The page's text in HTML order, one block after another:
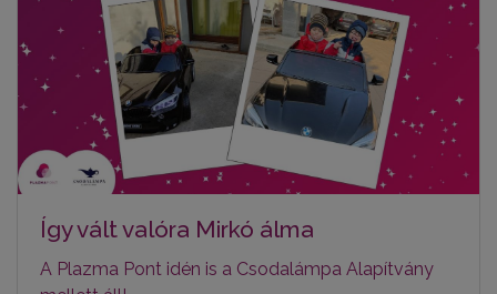
Így vált valóra Mirkó álma
A Plazma Pont idén is a Csodalámpa Alapítvány